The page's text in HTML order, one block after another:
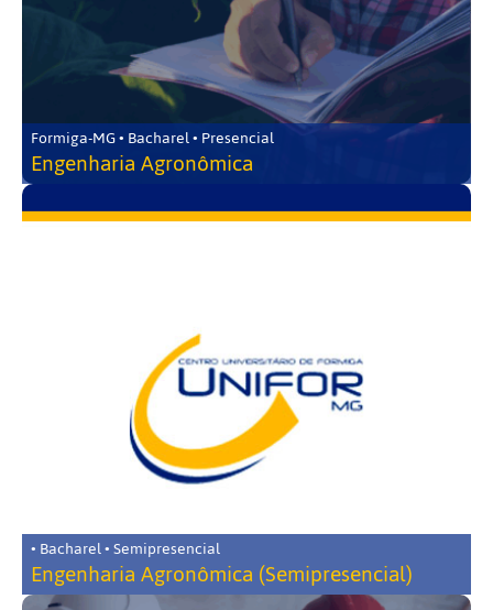
Formiga-MG • Bacharel • Presencial
Engenharia Agronômica
• Bacharel • Semipresencial
Engenharia Agronômica (Semipresencial)